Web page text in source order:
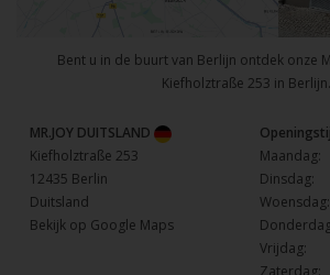
Bent u in de buurt van Berlijn ontdek onze
Kiefholztraße 253 in Berlijn.
MR.JOY DUITSLAND
Kiefholztraße 253
12435 Berlin
Duitsland
Bekijk op Google Maps
Maandag:
Dinsdag:
Woensdag:
Vrijdag:
Zaterdag: